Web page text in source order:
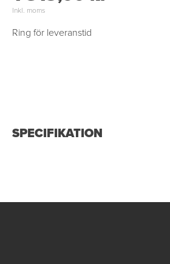
Inkl. moms
Ring för leveranstid
SPECIFIKATION